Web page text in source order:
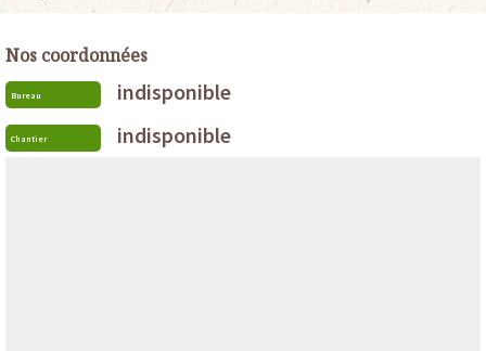
Nos coordonnées
Bureau indisponible
Chantier indisponible